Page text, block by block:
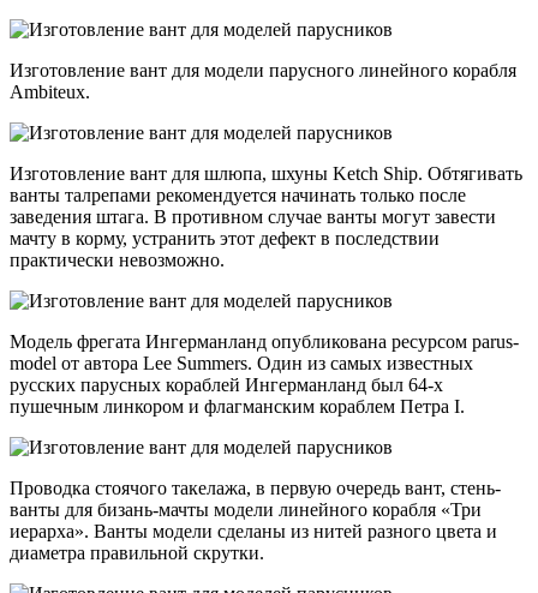
Изготовление вант для модели парусного линейного корабля
Ambiteux.
Изготовление вант для шлюпа, шхуны Ketch Ship. Обтягивать
ванты талрепами рекомендуется начинать только после
заведения штага. В противном случае ванты могут завести
мачту в корму, устранить этот дефект в последствии
практически невозможно.
Модель фрегата Ингерманланд опубликована ресурсом parus-
model от автора Lee Summers. Один из самых известных
русских парусных кораблей Ингерманланд был 64-х
пушечным линкором и флагманским кораблем Петра I.
Проводка стоячого такелажа, в первую очередь вант, стень-
ванты для бизань-мачты модели линейного корабля «Три
иерарха». Ванты модели сделаны из нитей разного цвета и
диаметра правильной скрутки.